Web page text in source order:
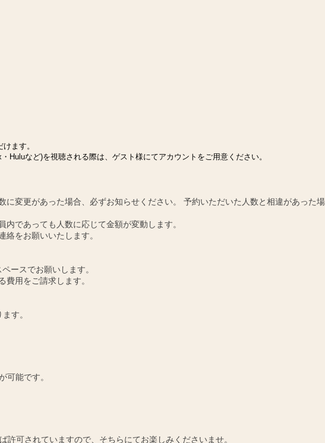
ます。
Huluなど)を視聴される際は、ゲスト様にてアカウントをご用意ください。
に変更があった場合、必ずお知らせください。 予約いただいた人数と相違があった
であっても人数に応じて金額が変動します。
絡をお願いいたします。
ースでお願いします。
用をご請求します。
す。
可能です。
可されていますので、そちらにてお楽しみくださいませ。